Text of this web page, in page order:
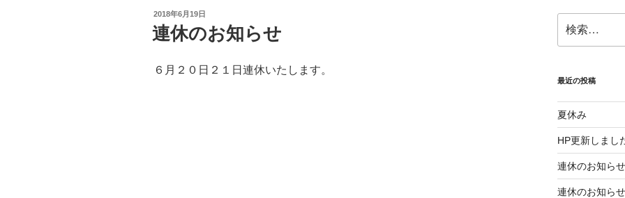
投
稿
日:
2018年6月19日
連休のお知らせ
６月２０日２１日連休いたします。
索:
最近の投稿
夏休み
HP更新しまし
連休のお知らせ
連休のお知らせ